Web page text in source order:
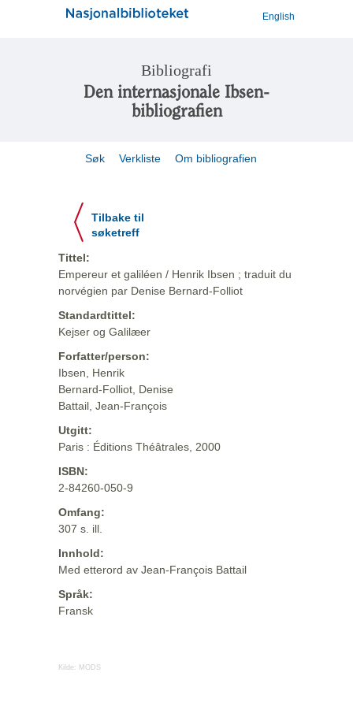
English
Bibliografi
Den internasjonale Ibsen-
bibliografien
Søk Verkliste Om bibliografien
Tilbake til
søketreff
Tittel:
Empereur et galiléen / Henrik Ibsen ; traduit du
norvégien par Denise Bernard-Folliot
Standardtittel:
Kejser og Galilæer
Forfatter/person:
Ibsen, Henrik
Bernard-Folliot, Denise
Battail, Jean-François
Utgitt:
Paris : Éditions Théâtrales, 2000
ISBN:
2-84260-050-9
Omfang:
307 s. ill.
Innhold:
Med etterord av Jean-François Battail
Språk:
Fransk
Kilde: MODS